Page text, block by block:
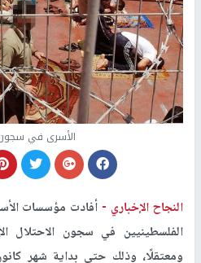
الأسرى في سجون
النجاح الإخباري - أفادت مؤسسات